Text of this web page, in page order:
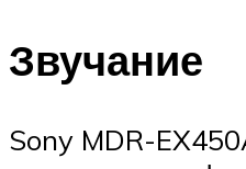
Звучание
Sony MDR-